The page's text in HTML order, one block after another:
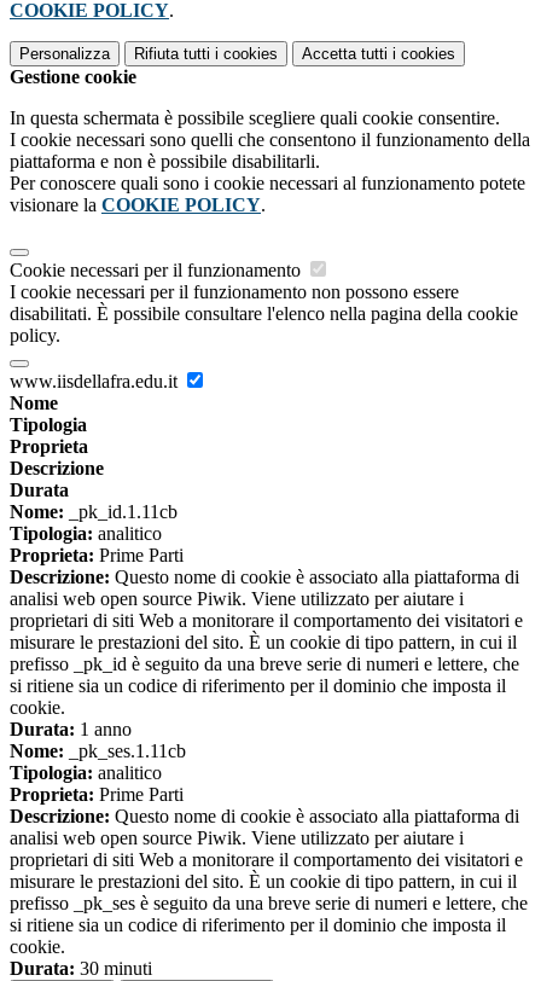
COOKIE POLICY.
Personalizza Rifiuta tutti i cookies Accetta tutti i cookies
Gestione cookie
In questa schermata è possibile scegliere quali cookie consentire.
I cookie necessari sono quelli che consentono il funzionamento della
piattaforma e non è possibile disabilitarli.
Per conoscere quali sono i cookie necessari al funzionamento potete
visionare la COOKIE POLICY.
Cookie necessari per il funzionamento
I cookie necessari per il funzionamento non possono essere
disabilitati. È possibile consultare l'elenco nella pagina della cookie
policy.
www.iisdellafra.edu.it
Nome
Tipologia
Proprieta
Descrizione
Durata
Nome: _pk_id.1.11cb
Tipologia: analitico
Proprieta: Prime Parti
Descrizione: Questo nome di cookie è associato alla piattaforma di
analisi web open source Piwik. Viene utilizzato per aiutare i
proprietari di siti Web a monitorare il comportamento dei visitatori e
misurare le prestazioni del sito. È un cookie di tipo pattern, in cui il
prefisso _pk_id è seguito da una breve serie di numeri e lettere, che
si ritiene sia un codice di riferimento per il dominio che imposta il
cookie.
Durata: 1 anno
Nome: _pk_ses.1.11cb
Tipologia: analitico
Proprieta: Prime Parti
Descrizione: Questo nome di cookie è associato alla piattaforma di
analisi web open source Piwik. Viene utilizzato per aiutare i
proprietari di siti Web a monitorare il comportamento dei visitatori e
misurare le prestazioni del sito. È un cookie di tipo pattern, in cui il
prefisso _pk_ses è seguito da una breve serie di numeri e lettere, che
si ritiene sia un codice di riferimento per il dominio che imposta il
cookie.
Durata: 30 minuti